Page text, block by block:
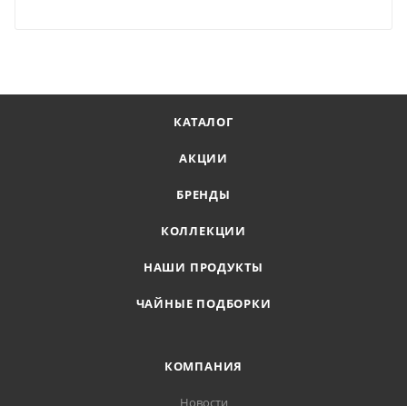
КАТАЛОГ
АКЦИИ
БРЕНДЫ
КОЛЛЕКЦИИ
НАШИ ПРОДУКТЫ
ЧАЙНЫЕ ПОДБОРКИ
КОМПАНИЯ
Новости